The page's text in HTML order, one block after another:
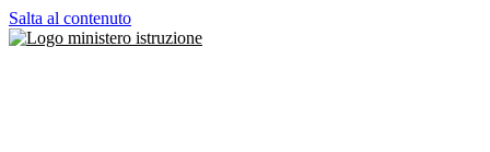
Salta al contenuto